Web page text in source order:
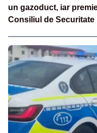
un gazoduct, iar
Consiliul de Securitate